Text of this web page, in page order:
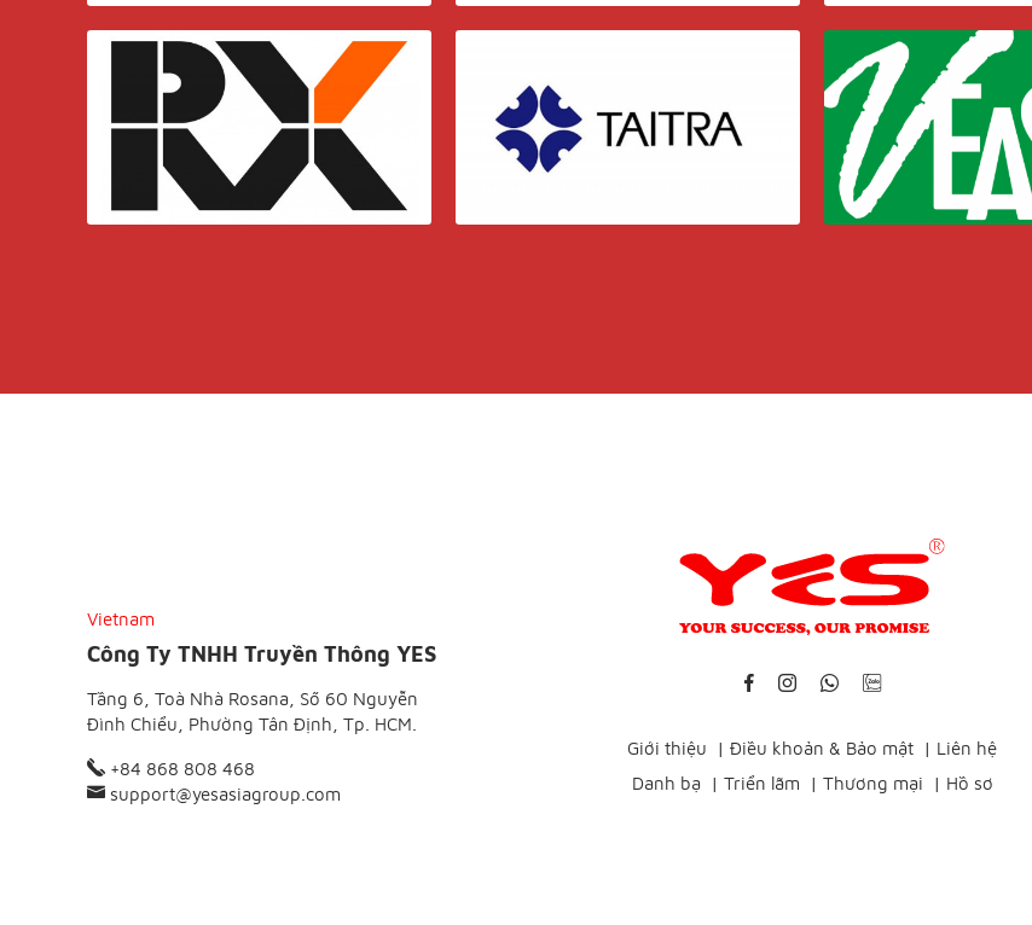
Vietnam
Công Ty TNHH Truyền Thông YES
Tầng 6, Toà Nhà Rosana, Số 60 Nguyễn
Đình Chiểu, Phường Tân Định, Tp. HCM.
+84 868 808 468
support@yesasiagroup.com
Giới thiệu | Điều khoản & Bảo mật | Liên hệ
Danh bạ
| Triển lãm | Thương mại | Hồ sơ